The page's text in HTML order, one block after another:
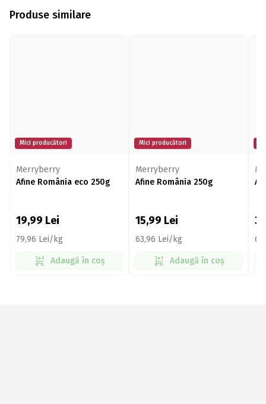
Produse similare
Mici producători
Merryberry
Afine România eco 250g
19,99 Lei
79,96 Lei/kg
Adaugă în coș
Mici producători
Merryberry
Afine România 250g
15,99 Lei
63,96 Lei/kg
Adaugă în coș